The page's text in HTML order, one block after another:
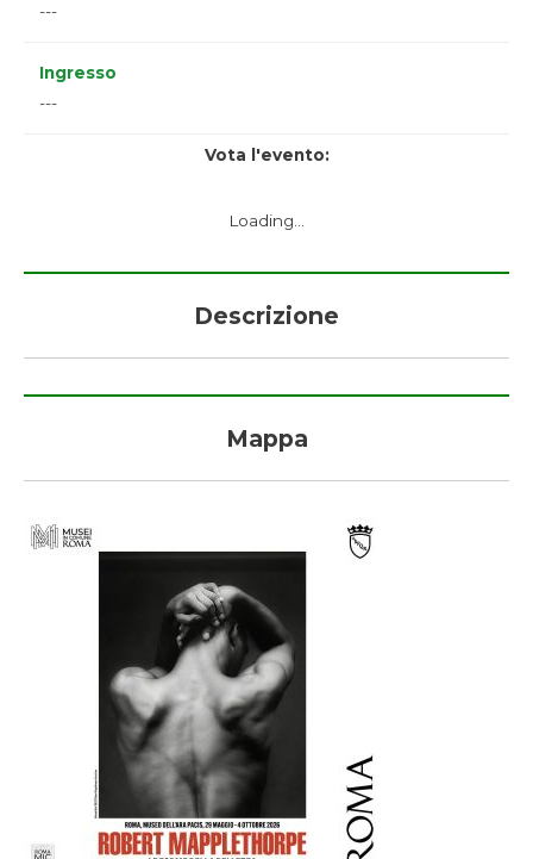
---
Ingresso
---
Vota l'evento:
Loading...
Descrizione
Mappa